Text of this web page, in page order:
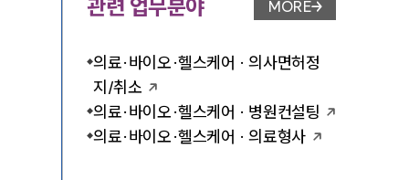
관련 업무분야 업무분야 페이지 이
MORE
의료·바이오·헬스케어 · 의사면허정
지/취소
의료·바이오·헬스케어 · 병원컨설팅
의료·바이오·헬스케어 · 의료형사